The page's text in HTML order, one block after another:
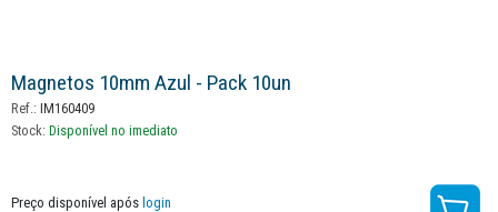
Magnetos 10mm Azul - Pack 10un
Ref.: IM160409
Stock: Disponível no imediato
Preço disponível após login